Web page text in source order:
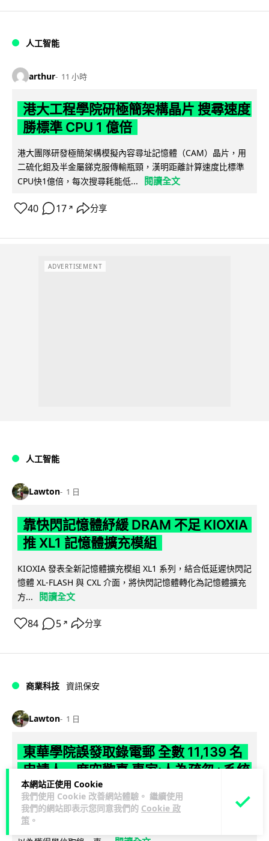
本網站正使用 Cookie
我們使用 Cookie 改善網站體驗。 繼續使用
我們的網站即表示您同意我們的 Cookie 政
策 。
人工智能
arthur 11 小時
港大工程學院研極簡架構晶片 搜尋速度
勝標準 CPU 1 億倍
港大團隊研發極簡架構模擬內容尋址記憶體（CAM）晶片，用
二硫化鉬及半金屬銻克服傳輸瓶頸，漢明距離計算速度比標準
CPU快1億倍，每次搜尋耗能低...
閱讀全文
40 17 ↗ 分享
ADVERTISEMENT
人工智能
Lawton 1 日
靠快閃記憶體紓緩 DRAM 不足 KIOXIA
推 XL1 記憶體擴充模組
KIOXIA 發表全新記憶體擴充模組 XL1 系列，結合低延遲快閃記
憶體 XL-FLASH 與 CXL 介面，將快閃記憶體轉化為記憶體擴充
方...
閱讀全文
84 5 ↗ 分享
商業科技 資訊保安
Lawton 1 日
東華學院誤發取錄電郵 全數 11,139 名
申請人一度空歡喜 專家:人為疏忽+系統
防護缺失
東華學院今日（5 日）大學聯招放榜之際，因人為疏忽向全數
11,139 名課程申請人錯誤發出取錄通知電郵，令大批考生一度